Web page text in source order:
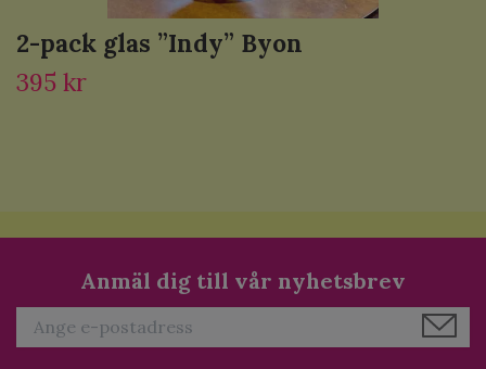
2-pack glas ”Indy” Byon
395 kr
Anmäl dig till vår nyhetsbrev